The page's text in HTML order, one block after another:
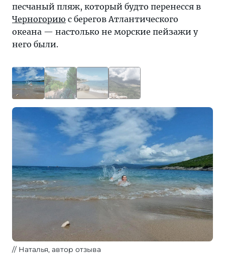
песчаный пляж, который будто перенесся в
Черногорию с берегов Атлантического
океана — настолько не морские пейзажи у
него были.
Наталья, автор отзыва